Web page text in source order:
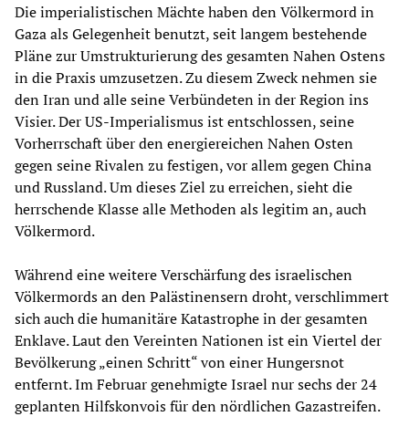
Die imperialistischen Mächte haben den Völkermord in
Gaza als Gelegenheit benutzt, seit langem bestehende
Pläne zur Umstrukturierung des gesamten Nahen Ostens
in die Praxis umzusetzen. Zu diesem Zweck nehmen sie
den Iran und alle seine Verbündeten in der Region ins
Visier. Der US-Imperialismus ist entschlossen, seine
Vorherrschaft über den energiereichen Nahen Osten
gegen seine Rivalen zu festigen, vor allem gegen China
und Russland. Um dieses Ziel zu erreichen, sieht die
herrschende Klasse alle Methoden als legitim an, auch
Völkermord.
Während eine weitere Verschärfung des israelischen
Völkermords an den Palästinensern droht, verschlimmert
sich auch die humanitäre Katastrophe in der gesamten
Enklave. Laut den Vereinten Nationen ist ein Viertel der
Bevölkerung „einen Schritt“ von einer Hungersnot
entfernt. Im Februar genehmigte Israel nur sechs der 24
geplanten Hilfskonvois für den nördlichen Gazastreifen.